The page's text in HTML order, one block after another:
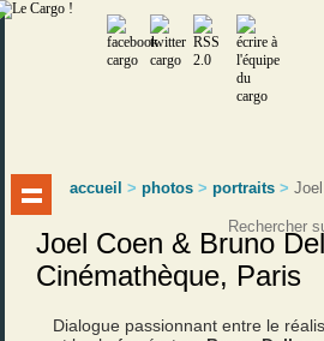
accueil >photos >portraits >
Joel Coen & Bruno
Cinémathèque, Paris
Dialogue passionnant entre le